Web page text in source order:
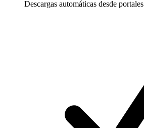
Descargas automáticas desde portales